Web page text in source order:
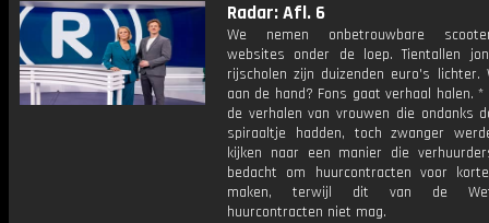
Radar: Afl. 6
We nemen onbetrouwbare
websites onder de loep. Tientallen
rijscholen zijn duizenden euro's
aan de hand? Fons gaat verhaal halen. *
de verhalen van vrouwen die ondanks
spiraaltje hadden, toch zwanger
kijken naar een manier die
bedacht om huurcontracten voor
maken, terwijl dit van de
huurcontracten niet mag.